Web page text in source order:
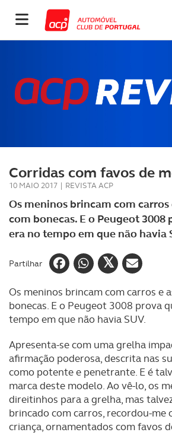
Corridas com favos de
10 MAIO 2017 | REVISTA ACP
Os meninos brincam com carros
com bonecas. E o Peugeot 3008
era no tempo em que não havia
Partilhar
Os meninos brincam com carros e
bonecas. E o Peugeot 3008 prova
tempo em que não havia SUV.
Apresenta-se com uma grelha
afirmação poderosa, descrita nas
como potente e penetrante. E é
marca deste modelo. Ao vê-lo, os
direitinhos para a grelha, mas
brincado com carros, recordou-me
criança, ornamentados com favos